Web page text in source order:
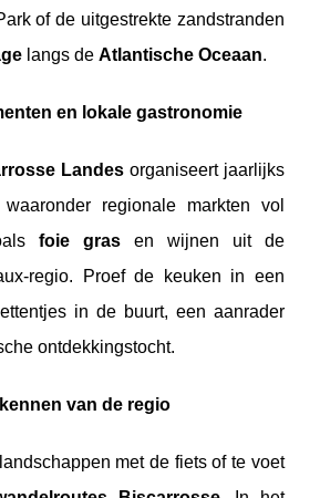
of de uitgestrekte zandstranden
langs de Atlantische Oceaan.
en lokale gastronomie
Landesorganiseert jaarlijks
regionale markten vol
foie grasen wijnen uit de
regio. Proef de keuken in een
in de buurt, een aanrader
ontdekkingstocht.
van de regio
met de fiets of te voet